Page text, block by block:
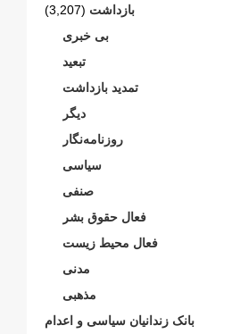
بازداشت (3,207)
بی خبری
تبعید
تمدید بازداشت
دیگر
روزنامەنگار
سیاسی
صنفی
فعال حقوق بشر
فعال محیط زیست
مدنی
مذهبی
بانک زندانیان سیاسی و اعدام